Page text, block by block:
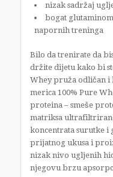
nizak sadržaj
bogat
napornih treninga
Bilo da trenirate da
držite dijetu kako bi
Whey pruža odličan i
merica 100% Pure
proteina – smeše
matriksa
koncentrata surutke i
prijatnog ukusa i
nizak nivo ugljenih
njegovu brzu